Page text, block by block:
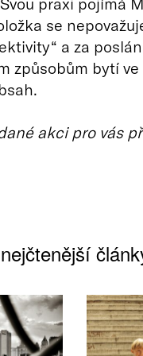
se
a za
způsobům bytí ve
akci pro vás
nejčtenější